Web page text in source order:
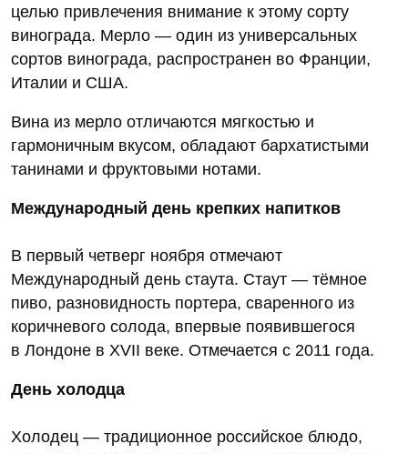
целью привлечения внимание к этому сорту
винограда. Мерло — один из универсальных
сортов винограда, распространен во Франции,
Италии и США.
Вина из мерло отличаются мягкостью и
гармоничным вкусом, обладают бархатистыми
танинами и фруктовыми нотами.
Международный день крепких напитков
В первый четверг ноября отмечают
Международный день стаута. Стаут — тёмное
пиво, разновидность портера, сваренного из
коричневого солода, впервые появившегося
в Лондоне в XVII веке. Отмечается с 2011 года.
День холодца
Холодец — традиционное российское блюдо,